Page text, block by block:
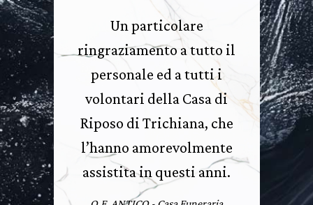
Un particolare
ringraziamento a tutto il
personale ed a tutti i
volontari della Casa di
Riposo di Trichiana, che
l’hanno amorevolmente
assistita in questi anni.